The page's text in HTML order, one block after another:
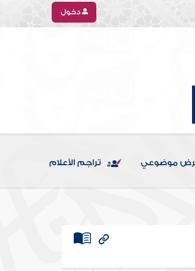
دخول
موضوعي تراجم الأعلام